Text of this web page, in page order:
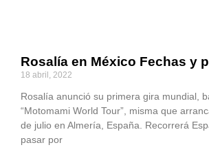
Rosalía en México Fechas y
18 abril, 2022
Rosalía anunció su primera gira mundial,
“Motomami World Tour”, misma que
de julio en Almería, España. Recorrerá
pasar por